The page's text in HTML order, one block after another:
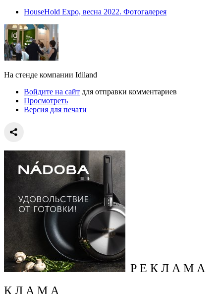
HouseHold Expo, весна 2022. Фотогалерея
На стенде компании Idiland
Войдите на сайт для отправки комментариев
Просмотреть
Версия для печати
Р Е К Л А М А
К Л А М А